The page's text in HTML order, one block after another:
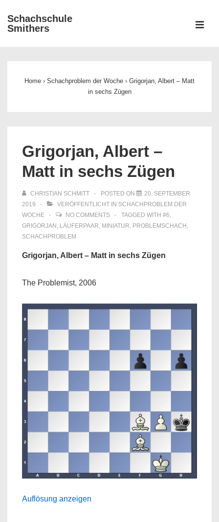
Zum
Inhalt
Schachschule
Smithers
Home › Schachproblem der Woche › Grigorjan, Albert – Matt
in sechs Zügen
Grigorjan, Albert –
Matt in sechs Zügen
CHRISTIAN SCHMITT POSTED ON
20. SEPTEMBER
2019
VERÖFFENTLICHT IN SCHACHPROBLEM DER
WOCHE
NO COMMENTS TAGGED WITH #6,
GRIGORJAN , LÄUFERPAAR, MINIATUR, PROBLEMSCHACH ,
SCHACHPROBLEM
Grigorjan, Albert – Matt in sechs Zügen
The Problemist, 2006
Auflösung anzeigen